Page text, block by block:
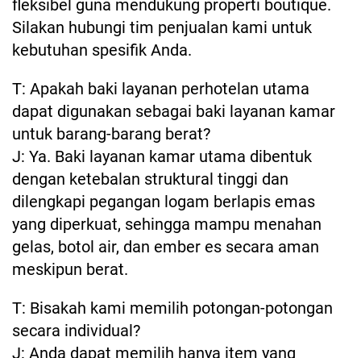
fleksibel guna mendukung properti boutique.
Silakan hubungi tim penjualan kami untuk
kebutuhan spesifik Anda.
T: Apakah baki layanan perhotelan utama
dapat digunakan sebagai baki layanan kamar
untuk barang-barang berat?
J: Ya. Baki layanan kamar utama dibentuk
dengan ketebalan struktural tinggi dan
dilengkapi pegangan logam berlapis emas
yang diperkuat, sehingga mampu menahan
gelas, botol air, dan ember es secara aman
meskipun berat.
T: Bisakah kami memilih potongan-potongan
secara individual?
J: Anda dapat memilih hanya item yang